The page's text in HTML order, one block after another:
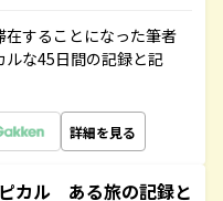
することになった筆者
な45日間の記録と記
詳細を見る
カル ある旅の記録と